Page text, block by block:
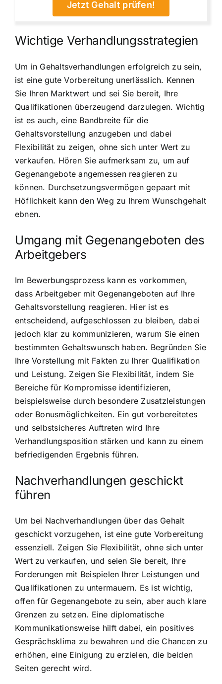
Jetzt Gehalt prüfen!
Wichtige Verhandlungsstrategien
Um in Gehaltsverhandlungen erfolgreich zu sein,
ist eine gute Vorbereitung unerlässlich. Kennen
Sie Ihren Marktwert und sei Sie bereit, Ihre
Qualifikationen überzeugend darzulegen. Wichtig
ist es auch, eine Bandbreite für die
Gehaltsvorstellung anzugeben und dabei
Flexibilität zu zeigen, ohne sich unter Wert zu
verkaufen. Hören Sie aufmerksam zu, um auf
Gegenangebote angemessen reagieren zu
können. Durchsetzungsvermögen gepaart mit
Höflichkeit kann den Weg zu Ihrem Wunschgehalt
ebnen.
Umgang mit Gegenangeboten des
Arbeitgebers
Im Bewerbungsprozess kann es vorkommen,
dass Arbeitgeber mit Gegenangeboten auf Ihre
Gehaltsvorstellung reagieren. Hier ist es
entscheidend, aufgeschlossen zu bleiben, dabei
jedoch klar zu kommunizieren, warum Sie einen
bestimmten Gehaltswunsch haben. Begründen Sie
Ihre Vorstellung mit Fakten zu Ihrer Qualifikation
und Leistung. Zeigen Sie Flexibilität, indem Sie
Bereiche für Kompromisse identifizieren,
beispielsweise durch besondere Zusatzleistungen
oder Bonusmöglichkeiten. Ein gut vorbereitetes
und selbstsicheres Auftreten wird Ihre
Verhandlungsposition stärken und kann zu einem
befriedigenden Ergebnis führen.
Nachverhandlungen geschickt
führen
Um bei Nachverhandlungen über das Gehalt
geschickt vorzugehen, ist eine gute Vorbereitung
essenziell. Zeigen Sie Flexibilität, ohne sich unter
Wert zu verkaufen, und seien Sie bereit, Ihre
Forderungen mit Beispielen Ihrer Leistungen und
Qualifikationen zu untermauern. Es ist wichtig,
offen für Gegenangebote zu sein, aber auch klare
Grenzen zu setzen. Eine diplomatische
Kommunikationsweise hilft dabei, ein positives
Gesprächsklima zu bewahren und die Chancen zu
erhöhen, eine Einigung zu erzielen, die beiden
Seiten gerecht wird.